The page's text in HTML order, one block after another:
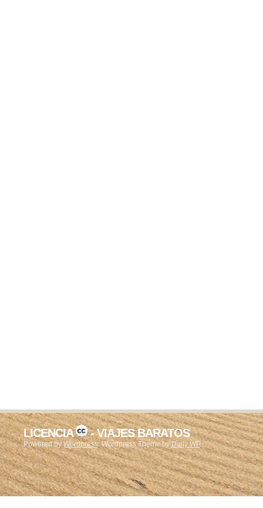
LICENCIA - VIAJES BARATOS
Powered byWordpress. Wordpress Theme byDaily WP.